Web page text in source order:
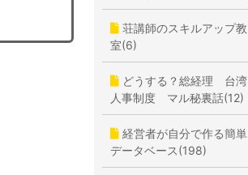
荘講師のスキルアップ教
室(6)
どうする？総経理 台湾
人事制度 マル秘裏話(12)
経営者が自分で作る簡単
データベース(198)